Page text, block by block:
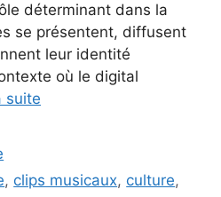
déterminant dans la
se présentent, diffusent
leur identité
où le digital
suite
, clips musicaux, culture,